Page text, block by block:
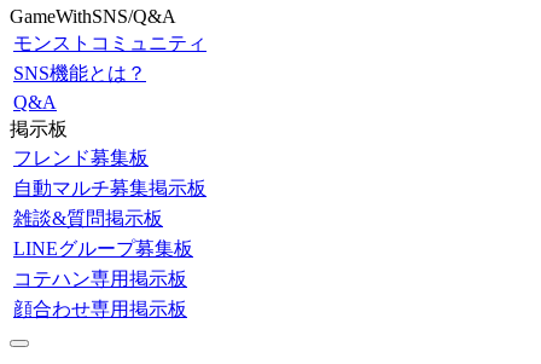
GameWithSNS/Q&A
モンストコミュニティ
SNS機能とは？
Q&A
掲示板
フレンド募集板
自動マルチ募集掲示板
雑談&質問掲示板
LINEグループ募集板
コテハン専用掲示板
顔合わせ専用掲示板